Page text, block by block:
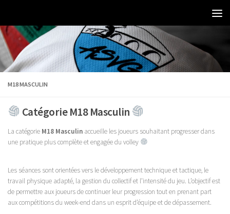
M18 MASCULIN
Catégorie M18 Masculin
La catégorie M18 Masculin accueille les joueurs souhaitant progresser dans
une pratique plus complète et engagée du volley
Les séances sont orientées vers le développement technique et tactique, le
travail physique adapté, la gestion du collectif et l’intensité du jeu. L’objectif est
de permettre aux joueurs de continuer leur progression tout en prenant part
aux compétitions du week-end dans un esprit d’équipe et de dépassement.